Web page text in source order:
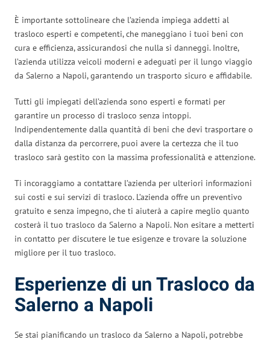
È importante sottolineare che l’azienda impiega addetti al
trasloco esperti e competenti, che maneggiano i tuoi beni con
cura e efficienza, assicurandosi che nulla si danneggi. Inoltre,
l’azienda utilizza veicoli moderni e adeguati per il lungo viaggio
da Salerno a Napoli, garantendo un trasporto sicuro e affidabile.
Tutti gli impiegati dell’azienda sono esperti e formati per
garantire un processo di trasloco senza intoppi.
Indipendentemente dalla quantità di beni che devi trasportare o
dalla distanza da percorrere, puoi avere la certezza che il tuo
trasloco sarà gestito con la massima professionalità e attenzione.
Ti incoraggiamo a contattare l’azienda per ulteriori informazioni
sui costi e sui servizi di trasloco. L’azienda offre un preventivo
gratuito e senza impegno, che ti aiuterà a capire meglio quanto
costerà il tuo trasloco da Salerno a Napoli. Non esitare a metterti
in contatto per discutere le tue esigenze e trovare la soluzione
migliore per il tuo trasloco.
Esperienze di un Trasloco da
Salerno a Napoli
Se stai pianificando un trasloco da Salerno a Napoli, potrebbe